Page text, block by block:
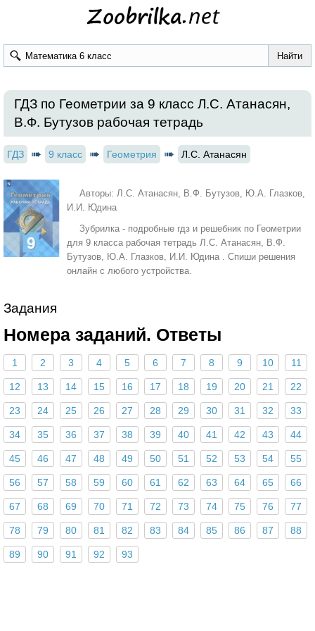
ГДЗ по Геометрии за 9 класс Л.С. Атанасян,
В.Ф. Бутузов рабочая тетрадь
ГДЗ 9 класс Геометрия Л.С. Атанасян
Авторы: Л.С. Атанасян, В.Ф. Бутузов, Ю.А. Глазков,
И.И. Юдина
Зубрилка - подробные гдз и решебник по Геометрии
для 9 класса рабочая тетрадь Л.С. Атанасян, В.Ф.
Бутузов, Ю.А. Глазков, И.И. Юдина . Спиши решения
онлайн с любого устройства.
Задания
Номера заданий. Ответы
1 2 3 4 5 6 7 8 9 10 11
12 13 14 15 16 17 18 19 20 21 22
23 24 25 26 27 28 29 30 31 32 33
34 35 36 37 38 39 40 41 42 43 44
45 46 47 48 49 50 51 52 53 54 55
56 57 58 59 60 61 62 63 64 65 66
67 68 69 70 71 72 73 74 75 76 77
78 79 80 81 82 83 84 85 86 87 88
89 90 91 92 93